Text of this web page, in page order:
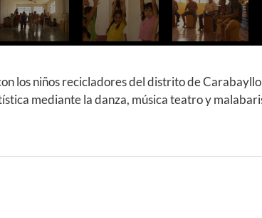
los niños recicladores del distrito de
mediante la danza, música teatro y